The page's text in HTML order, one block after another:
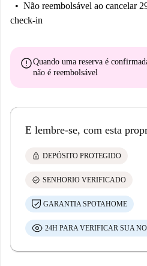
Não reembolsável ao cancelar
check-in
errorQuando uma reserva é
não é reembolsável
E lembre-se, com esta
lock DEPÓSITO PROTEGIDO
check_circle SENHORIO VERIFICADO
GARANTIA SPOTAHOME
24H PARA VERIFICAR SUA